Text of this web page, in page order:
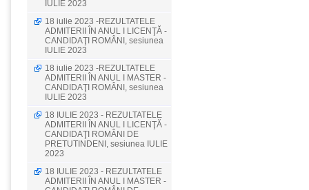
IULIE 2023
18 iulie 2023 -REZULTATELE
ADMITERII ÎN ANUL I LICENŢĂ -
CANDIDAŢI ROMÂNI, sesiunea
IULIE 2023
18 iulie 2023 -REZULTATELE
ADMITERII ÎN ANUL I MASTER -
CANDIDAŢI ROMÂNI, sesiunea
IULIE 2023
18 IULIE 2023 - REZULTATELE
ADMITERII ÎN ANUL I LICENŢĂ -
CANDIDAŢI ROMÂNI DE
PRETUTINDENI, sesiunea IULIE
2023
18 IULIE 2023 - REZULTATELE
ADMITERII ÎN ANUL I MASTER -